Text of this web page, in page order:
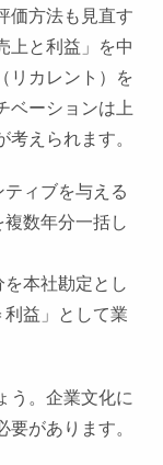
価方法も見直す
上と利益」を中
リカレント）を
ベーションは上
えられます。
ィブを与える
数年分一括し
本社勘定とし
益」として業
う。企業文化に
があります。